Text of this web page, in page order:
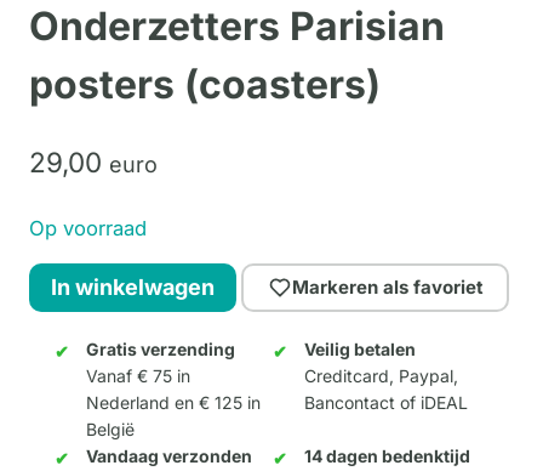
Onderzetters Parisian
posters (coasters)
29,00 euro
Op voorraad
Onderzetters
Parisian
posters
(coasters)
aantal
In winkelwagen Markeren als favoriet
Gratis verzending
Vanaf € 75 in
Nederland en € 125 in
België
Veilig betalen
Creditcard, Paypal,
Bancontact of iDEAL
Vandaag verzonden
14 dagen bedenktijd